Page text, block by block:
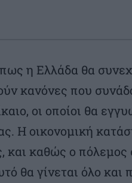
η Ελλάδα θα
κανόνες που
οι οποίοι θα
Η οικονομική
και καθώς ο πόλεμος
θα γίνεται όλο